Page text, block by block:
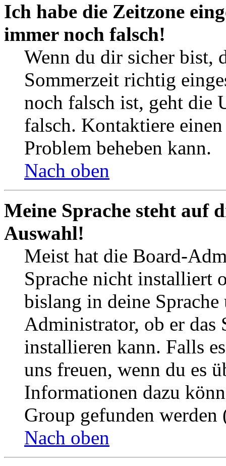
Ich habe die Zeitzone
immer noch falsch!
Wenn du dir sicher bist,
Sommerzeit richtig
noch falsch ist, geht die
falsch. Kontaktiere
Problem beheben kann.
Nach oben
Meine Sprache steht auf
Auswahl!
Meist hat die Board-
Sprache nicht installiert
bislang in deine
Administrator, ob er das
installieren kann. Falls
uns freuen, wenn du es
Informationen dazu
Group gefunden
Nach oben